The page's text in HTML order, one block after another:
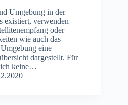
Umgebung in der
existiert, verwenden
oder
wie auch das
eine
dargestellt. Für
keine…